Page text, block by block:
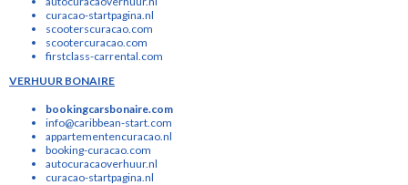
curacao-startpagina.nl
scooterscuracao.com
scootercuracao.com
firstclass-carrental.com
VERHUUR BONAIRE
bookingcarsbonaire.com
info@caribbean-start.com
appartementencuracao.nl
booking-curacao.com
autocuracaoverhuur.nl
curacao-startpagina.nl